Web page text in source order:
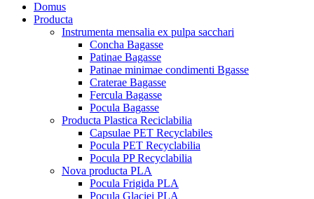
Domus
Producta
Instrumenta mensalia ex pulpa sacchari
Concha Bagasse
Patinae Bagasse
Patinae minimae condimenti Bgasse
Craterae Bagasse
Fercula Bagasse
Pocula Bagasse
Producta Plastica Reciclabilia
Capsulae PET Recyclabiles
Pocula PET Recyclabilia
Pocula PP Recyclabilia
Nova producta PLA
Pocula Frigida PLA
Pocula Glaciei PLA